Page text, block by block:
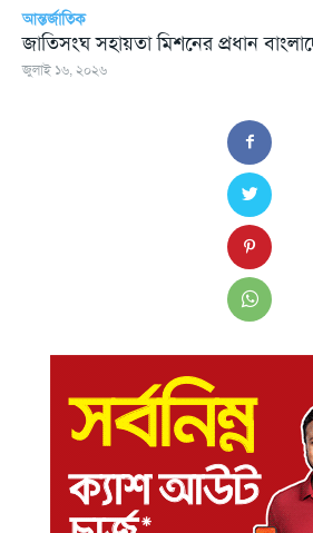
আন্তর্জাতিক
জাতিসংঘ সহায়তা মিশনের প্রধান
জুলাই ১৬, ২০২৬